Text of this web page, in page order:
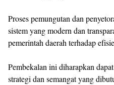
Proses pemungutan dan
sistem yang modern dan
pemerintah daerah terhadap
Pembekalan ini diharapkan
strategi dan semangat yang